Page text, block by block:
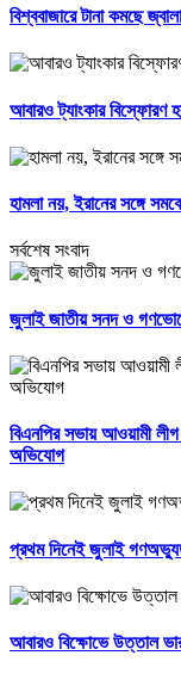
বিশ্ববাজারে টানা কমছে
আবারও ট্যাংকার বিস্ফোরণ
হামলা নয়, ইরানের সঙ্গে
সর্বশেষ সংবাদ
জুলাই জাতীয় সনদ ও
বিএনপির সভায় আওয়ামী
অভিযোগ
প্রথম দিনেই জুলাই
আবারও বিক্ষোভে উত্তাল